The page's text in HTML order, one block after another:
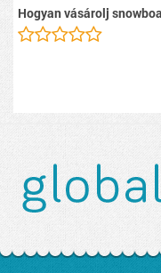
Hogyan vásárolj